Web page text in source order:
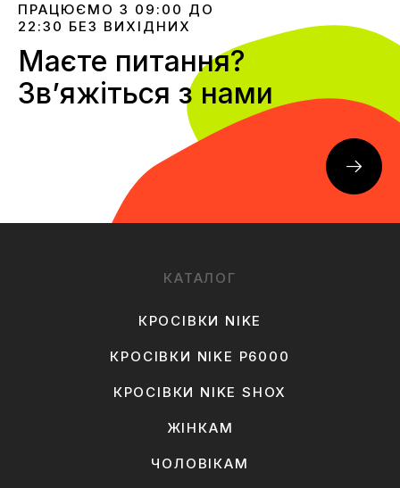
ПРАЦЮЄМО З 09:00 ДО
22:30 БЕЗ ВИХІДНИХ
Маєте питання?
Звʼяжіться з нами
КАТАЛОГ
КРОСІВКИ NIKE
КРОСІВКИ NIKE P6000
КРОСІВКИ NIKE SHOX
ЖІНКАМ
ЧОЛОВІКАМ